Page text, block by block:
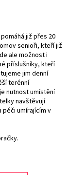
již přes 20
senioři, kteří již
ale možnost i
příslušníky, kteří
jim denní
terénní
nutnost umístění
navštěvují
péči umírajícím v